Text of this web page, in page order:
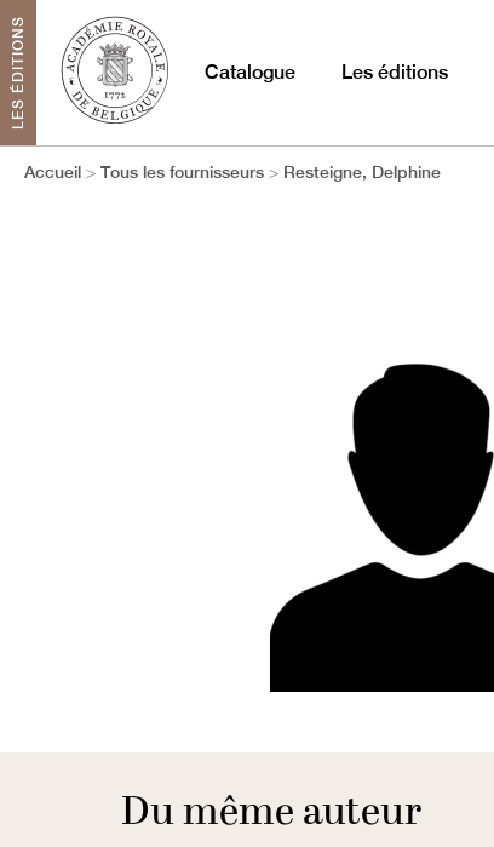
LES ÉDITIONS Catalogue Les éditions
Accueil Tous les fournisseurs Resteigne, Delphine
Du même auteur